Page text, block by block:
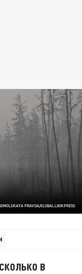
PRAVDA/GLOBALLOOKPRESS
в